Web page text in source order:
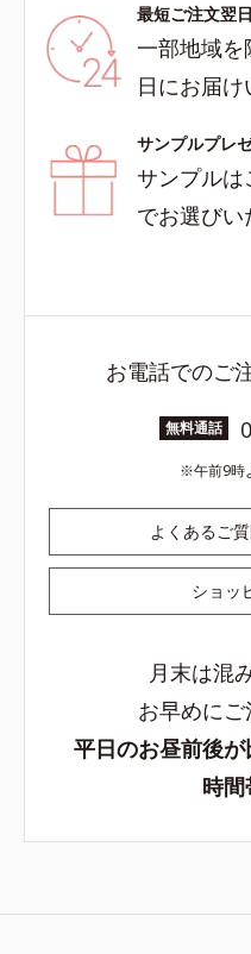
最短ご注文翌
一部地域を
日にお届
サンプルプレ
サンプルは
でお選び
お電話でのご
無料通話
午前9時
よくあるご
ショッ
月末は混
お早めにご
平日のお昼前後
時間